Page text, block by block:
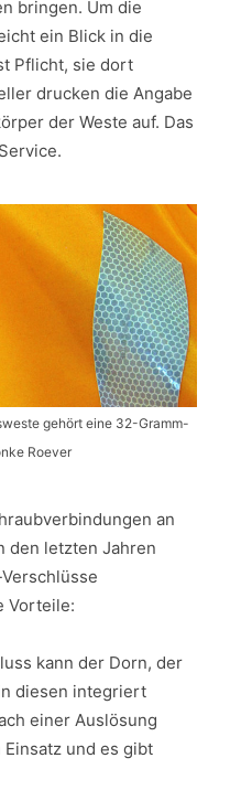
bringen. Um die
ein Blick in die
Pflicht, sie dort
drucken die Angabe
der Weste auf. Das
gehört eine 32-Gramm-
Roever
an
den letzten Jahren
Vorteile:
kann der Dorn, der
diesen integriert
einer Auslösung
und es gibt